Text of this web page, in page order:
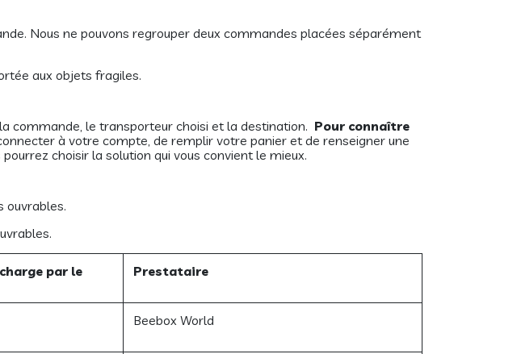
Nous ne pouvons regrouper deux commandes placées séparément
aux objets fragiles.
commande, le transporteur choisi et la destination. Pour connaître
à votre compte, de remplir votre panier et de renseigner une
choisir la solution qui vous convient le mieux.
ouvrables.
par le
Prestataire
Beebox World